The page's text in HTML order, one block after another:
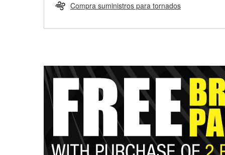
Compra suministros para tornados